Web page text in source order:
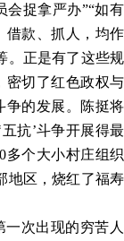
会捉拿严办”“如有
借款、抓人，均作
。正是有了这些规
密切了红色政权与
争的发展。陈挺将
抗’斗争开展得最
多个大小村庄组织
地区，烧红了福寿
次出现的穷苦人